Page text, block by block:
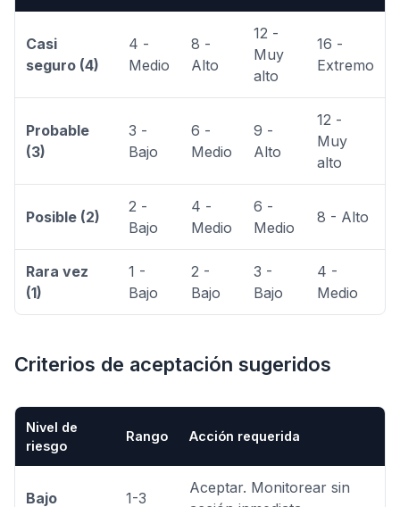
Casi
seguro (4)
4 -
Medio
8 -
Alto
12 -
Muy
alto
16 -
Extremo
Probable
(3)
3 -
Bajo
6 -
Medio
9 -
Alto
12 -
Muy
alto
Posible (2)
2 -
Bajo
4 -
Medio
6 -
Medio
8 - Alto
Rara vez
(1)
1 -
Bajo
2 -
Bajo
3 -
Bajo
4 -
Medio
Criterios de aceptación sugeridos
Nivel de
riesgo
Rango Acción requerida
Bajo 1-3
Aceptar. Monitorear sin